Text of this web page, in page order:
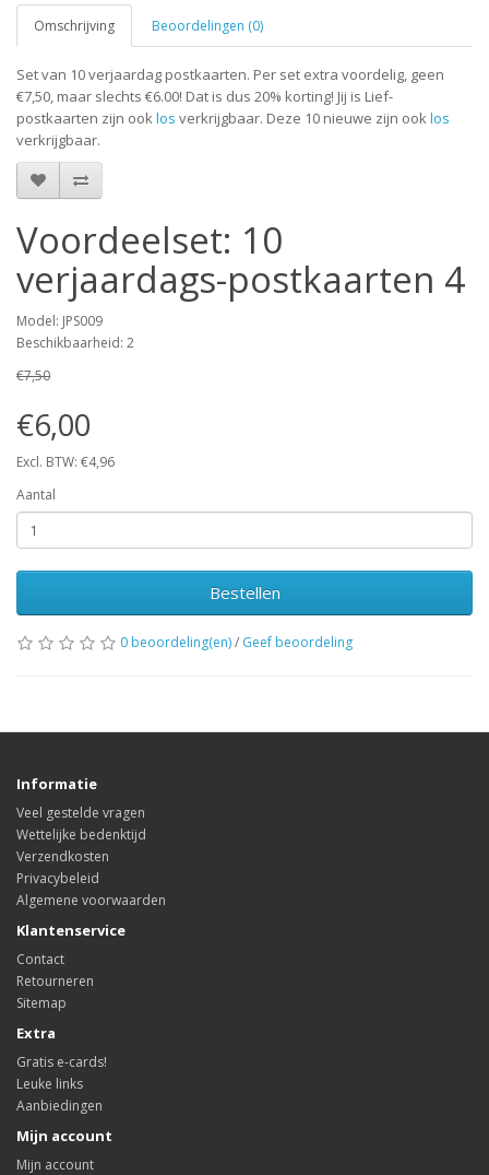
Omschrijving Beoordelingen (0)
Set van 10 verjaardag postkaarten. Per set extra voordelig, geen
€7,50, maar slechts €6.00! Dat is dus 20% korting! Jij is Lief-
postkaarten zijn ooklos verkrijgbaar. Deze 10 nieuwe zijn ooklos
verkrijgbaar.
Voordeelset: 10
verjaardags-postkaarten 4
Model: JPS009
Beschikbaarheid: 2
€7,50
€6,00
Excl. BTW: €4,96
Aantal
Bestellen
0 beoordeling(en)/ Geef beoordeling
Informatie
Veel gestelde vragen
Wettelijke bedenktijd
Verzendkosten
Privacybeleid
Algemene voorwaarden
Klantenservice
Contact
Retourneren
Sitemap
Extra
Gratis e-cards!
Leuke links
Aanbiedingen
Mijn account
Mijn account